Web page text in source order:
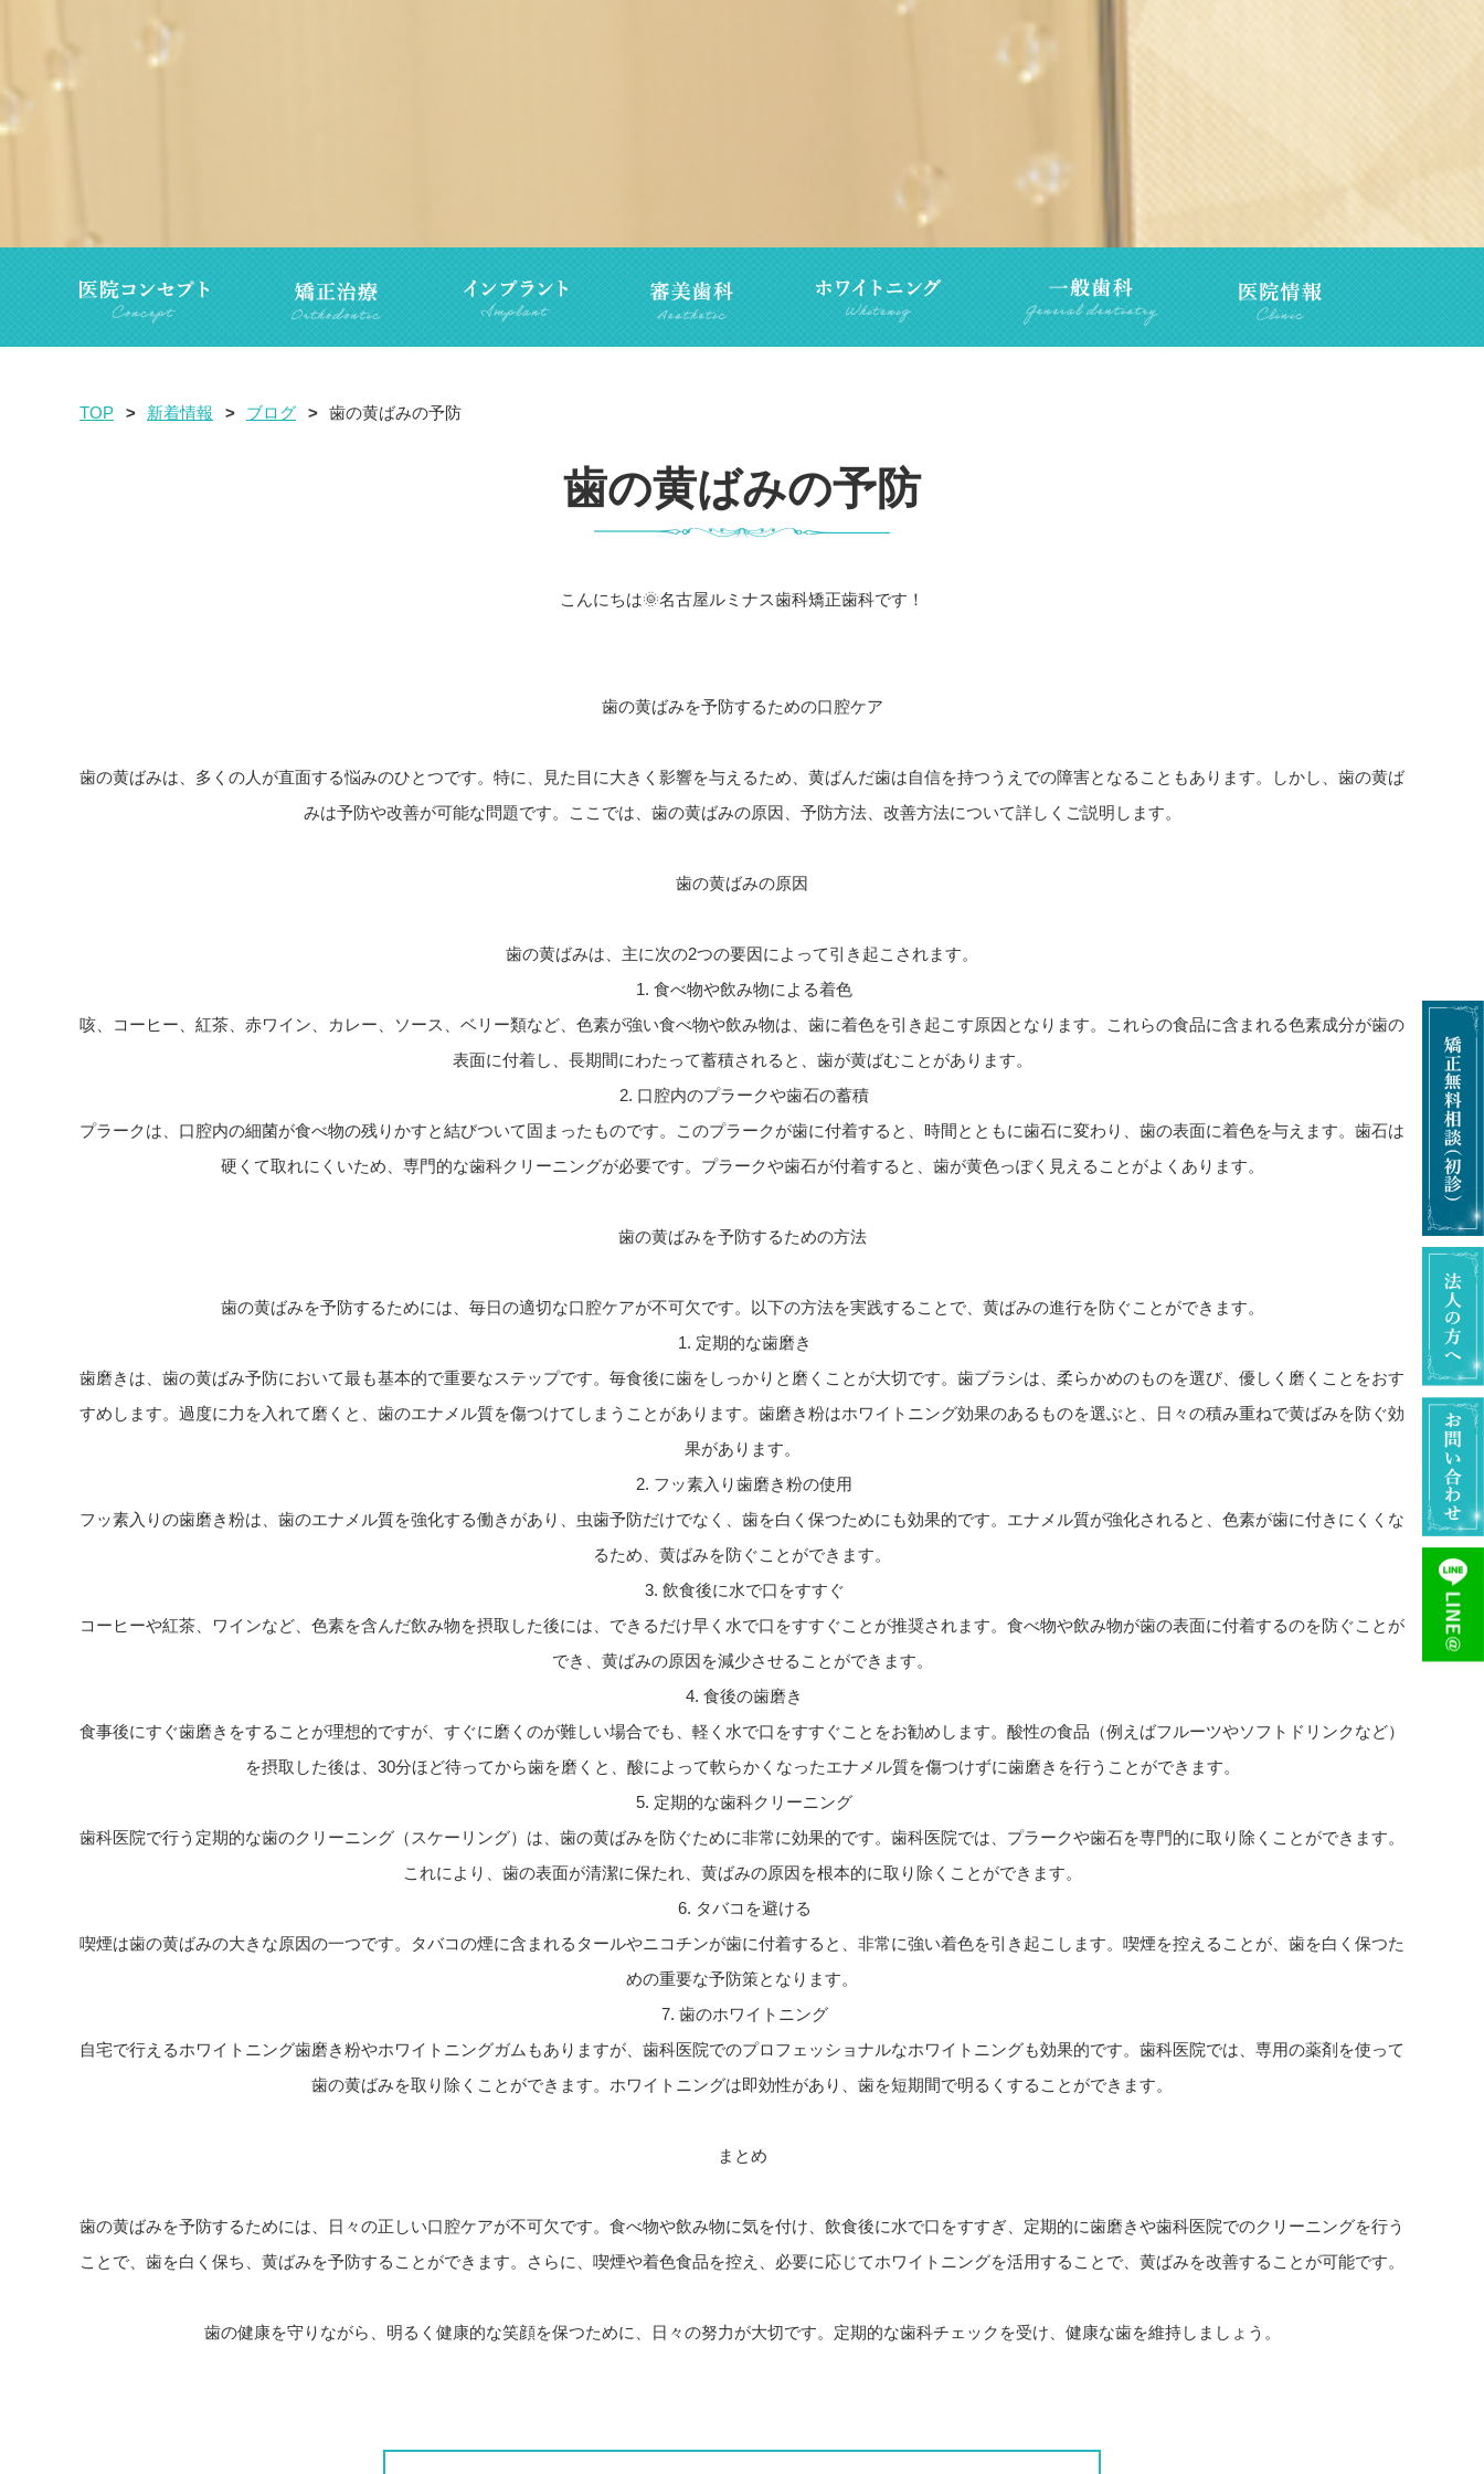
TOP 新着情報 ブログ 歯の黄ばみの予防
歯の黄ばみの予防
こんにちは🌞名古屋ルミナス歯科矯正歯科です！
歯の黄ばみを予防するための口腔ケア
歯の黄ばみは、多くの人が直面する悩みのひとつです。特に、見た目に大きく影響を与えるため、黄ばんだ歯は自信を持つうえでの障害となることもあります。しかし、歯の黄ば
みは予防や改善が可能な問題です。ここでは、歯の黄ばみの原因、予防方法、改善方法について詳しくご説明します。
歯の黄ばみの原因
歯の黄ばみは、主に次の2つの要因によって引き起こされます。
1. 食べ物や飲み物による着色
咳、コーヒー、紅茶、赤ワイン、カレー、ソース、ベリー類など、色素が強い食べ物や飲み物は、歯に着色を引き起こす原因となります。これらの食品に含まれる色素成分が歯の
表面に付着し、長期間にわたって蓄積されると、歯が黄ばむことがあります。
2. 口腔内のプラークや歯石の蓄積
プラークは、口腔内の細菌が食べ物の残りかすと結びついて固まったものです。このプラークが歯に付着すると、時間とともに歯石に変わり、歯の表面に着色を与えます。歯石は
硬くて取れにくいため、専門的な歯科クリーニングが必要です。プラークや歯石が付着すると、歯が黄色っぽく見えることがよくあります。
歯の黄ばみを予防するための方法
歯の黄ばみを予防するためには、毎日の適切な口腔ケアが不可欠です。以下の方法を実践することで、黄ばみの進行を防ぐことができます。
1. 定期的な歯磨き
歯磨きは、歯の黄ばみ予防において最も基本的で重要なステップです。毎食後に歯をしっかりと磨くことが大切です。歯ブラシは、柔らかめのものを選び、優しく磨くことをおす
すめします。過度に力を入れて磨くと、歯のエナメル質を傷つけてしまうことがあります。歯磨き粉はホワイトニング効果のあるものを選ぶと、日々の積み重ねで黄ばみを防ぐ効
果があります。
2. フッ素入り歯磨き粉の使用
フッ素入りの歯磨き粉は、歯のエナメル質を強化する働きがあり、虫歯予防だけでなく、歯を白く保つためにも効果的です。エナメル質が強化されると、色素が歯に付きにくくな
るため、黄ばみを防ぐことができます。
3. 飲食後に水で口をすすぐ
コーヒーや紅茶、ワインなど、色素を含んだ飲み物を摂取した後には、できるだけ早く水で口をすすぐことが推奨されます。食べ物や飲み物が歯の表面に付着するのを防ぐことが
でき、黄ばみの原因を減少させることができます。
4. 食後の歯磨き
食事後にすぐ歯磨きをすることが理想的ですが、すぐに磨くのが難しい場合でも、軽く水で口をすすぐことをお勧めします。酸性の食品（例えばフルーツやソフトドリンクなど）
を摂取した後は、30分ほど待ってから歯を磨くと、酸によって軟らかくなったエナメル質を傷つけずに歯磨きを行うことができます。
5. 定期的な歯科クリーニング
歯科医院で行う定期的な歯のクリーニング（スケーリング）は、歯の黄ばみを防ぐために非常に効果的です。歯科医院では、プラークや歯石を専門的に取り除くことができます。
これにより、歯の表面が清潔に保たれ、黄ばみの原因を根本的に取り除くことができます。
6. タバコを避ける
喫煙は歯の黄ばみの大きな原因の一つです。タバコの煙に含まれるタールやニコチンが歯に付着すると、非常に強い着色を引き起こします。喫煙を控えることが、歯を白く保つた
めの重要な予防策となります。
7. 歯のホワイトニング
自宅で行えるホワイトニング歯磨き粉やホワイトニングガムもありますが、歯科医院でのプロフェッショナルなホワイトニングも効果的です。歯科医院では、専用の薬剤を使って
歯の黄ばみを取り除くことができます。ホワイトニングは即効性があり、歯を短期間で明るくすることができます。
まとめ
歯の黄ばみを予防するためには、日々の正しい口腔ケアが不可欠です。食べ物や飲み物に気を付け、飲食後に水で口をすすぎ、定期的に歯磨きや歯科医院でのクリーニングを行う
ことで、歯を白く保ち、黄ばみを予防することができます。さらに、喫煙や着色食品を控え、必要に応じてホワイトニングを活用することで、黄ばみを改善することが可能です。
歯の健康を守りながら、明るく健康的な笑顔を保つために、日々の努力が大切です。定期的な歯科チェックを受け、健康な歯を維持しましょう。